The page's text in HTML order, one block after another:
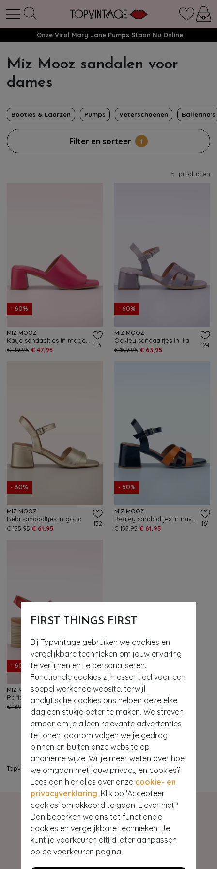
FIRST THINGS FIRST
Bij Topvintage gebruiken we cookies en
vergelijkbare technieken om jouw ervaring
te verfijnen en te personaliseren.
Functionele cookies zijn essentieel voor een
soepel werkende website, terwijl
analytische cookies ons helpen deze elke
dag een stukje beter te maken. We streven
ernaar om je alleen relevante advertenties
te tonen, daarom volgen we je gedrag
binnen en buiten onze website op
anonieme wijze. Wil je meer weten over hoe
we omgaan met jouw privacy en cookies?
Lees dan hier alles over onze cookie- en
privacyverklaring. Klik op 'Accepteer
cookies' om akkoord te gaan. Liever niet?
Dan beperken we ons tot functionele
cookies en vergelijkbare technieken. Je
kunt je voorkeuren altijd later aanpassen
op de voorkeuren pagina.
Onze Viral Mary Jane Pumps Staan Nu Online
Miz Mooz sandalen voor
dames
Booties & Laarzen Pumps Veterschoenen Ballerina's
Filter en sorteer 1
5 producten
- 60%
MIZ MOOZ
€ 119,95 € 47,95
113
- 60%
MIZ MOOZ
Oakley sandaaltjes in lila
€ 159,95 € 63,95
124
- 60%
MIZ MOOZ
Bela sandaaltjes in goud
€ 155,95 € 61,95
132
- 60%
MIZ MOOZ
€ 155,95 € 61,95
161
- 60%
MIZ MOOZ
Rorie sandaaltjes in rood
€ 139,95
€ 55,95
84
Topvintage>Schoenen >Sandalen
Hey gorgeous